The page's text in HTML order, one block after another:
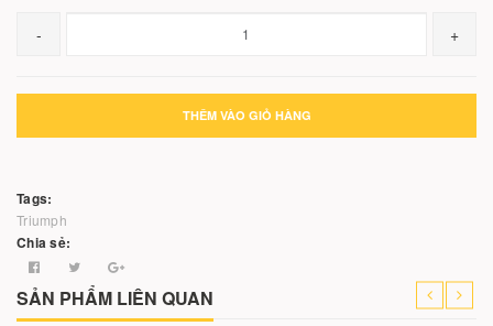
- +
THÊM VÀO GIỎ HÀNG
Tags:
Triumph
Chia sẻ:
SẢN PHẨM LIÊN QUAN